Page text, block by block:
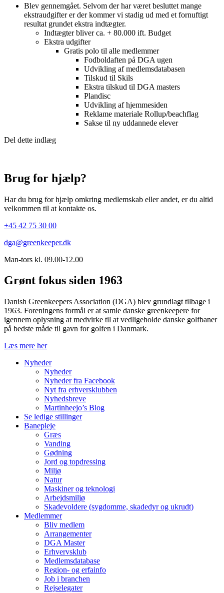
Blev gennemgået. Selvom der har været besluttet mange
ekstraudgifter er der kommer vi stadig ud med et fornuftigt
resultat grundet ekstra indtægter.
Indtægter bliver ca. + 80.000 ift. Budget
Ekstra udgifter
Gratis polo til alle medlemmer
Fodboldaften på DGA ugen
Udvikling af medlemsdatabasen
Tilskud til Skils
Ekstra tilskud til DGA masters
Plandisc
Udvikling af hjemmesiden
Reklame materiale Rollup/beachflag
Sakse til ny uddannede elever
Del dette indlæg
Brug for hjælp?
Har du brug for hjælp omkring medlemskab eller andet, er du altid
velkommen til at kontakte os.
+45 42 75 30 00
dga@greenkeeper.dk
Man-tors kl. 09.00-12.00
Grønt fokus siden 1963
Danish Greenkeepers Association (DGA) blev grundlagt tilbage i
1963. Foreningens formål er at samle danske greenkeepere for
igennem oplysning at medvirke til at vedligeholde danske golfbaner
på bedste måde til gavn for golfen i Danmark.
Læs mere her
Nyheder
Nyheder
Nyheder fra Facebook
Nyt fra erhversklubben
Nyhedsbreve
Martinheejo’s Blog
Se ledige stillinger
Banepleje
Græs
Vanding
Gødning
Jord og topdressing
Miljø
Natur
Maskiner og teknologi
Arbejdsmiljø
Skadevoldere (sygdomme, skadedyr og ukrudt)
Medlemmer
Bliv medlem
Arrangementer
DGA Master
Erhvervsklub
Medlemsdatabase
Region- og erfainfo
Job i branchen
Rejselegater